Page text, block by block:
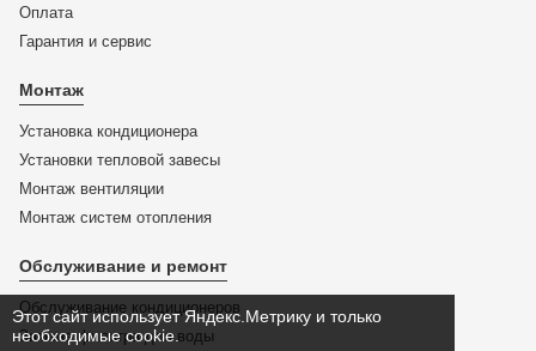
Этот сайт использует Яндекс.Метрику и только
необходимые cookie.
Оплата
Гарантия и сервис
Монтаж
Установка кондиционера
Установки тепловой завесы
Монтаж вентиляции
Монтаж систем отопления
Обслуживание и ремонт
Обслуживание кондиционеров
Замена фильтра для воды